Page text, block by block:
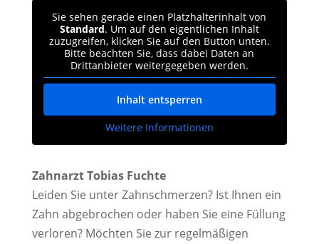
Sie sehen gerade einen Platzhalterinhalt von
Standard. Um auf den eigentlichen Inhalt
zuzugreifen, klicken Sie auf den Button unten.
Bitte beachten Sie, dass dabei Daten an
Drittanbieter weitergegeben werden.
Inhalt entsperren
Weitere Informationen
Zahnarzt Tobias Fuchte
Leiden Sie unter Zahnschmerzen? Ist Ihnen ein
Zahn abgebrochen oder haben Sie eine Füllung
verloren? Möchten Sie zur regelmäßigen